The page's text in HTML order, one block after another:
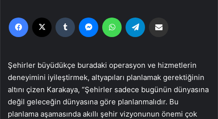
Facebook Tumblr MessengerWhatsApp
Şehirler büyüdükçe buradaki operasyon ve hizmetlerin
deneyimini iyileştirmek, altyapıları planlamak gerektiğinin
altını çizen Karakaya, “Şehirler sadece bugünün dünyasına
değil geleceğin dünyasına göre planlanmalıdır. Bu
planlama aşamasında akıllı şehir vizyonunun önemi çok